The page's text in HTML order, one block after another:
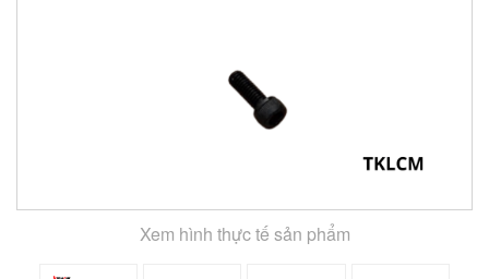
Xem hình thực tế sản phẩm